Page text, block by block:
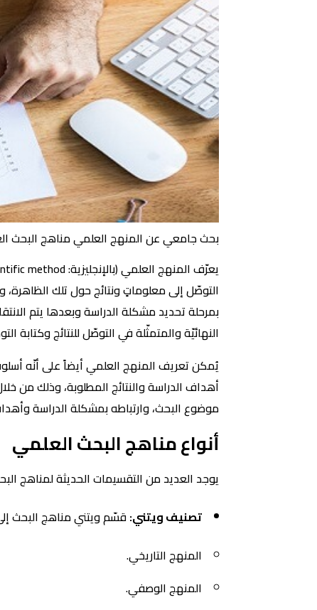
بحث جامعي عن المنهج العلمي مناهج البحث
التوصّل إلى معلوماتٍ ونتائج حول تلك
بمرحلة تحديد مشكلة الدراسة وبعدها يتم
النهائيّة والمتمثّلة في التوصّل للنتائج وكتابة
يُمكن تعريف المنهج العلمي أيضاً على أنّه
أهداف الدراسة والنتائج المطلوبة، وذلك من
موضوع البحث، وارتباطه بمشكلة الدراسة
أنواع مناهج البحث العلمي
يوجد العديد من التقسيمات الحديثة لمناهج
تصنيف ويتني:قسّم ويتني مناهج البحث
المنهج التاريخي.
المنهج الوصفي.